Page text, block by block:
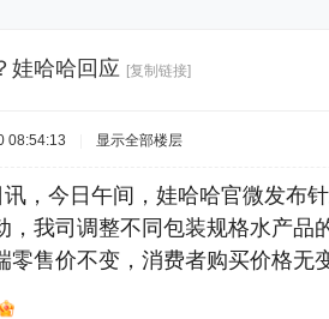
娃哈哈回应 [复制链接]
08:54:13 显示全部楼层
，今日午间，娃哈哈官微发布
，我司调整不同包装规格水产品
零售价不变，消费者购买价格无